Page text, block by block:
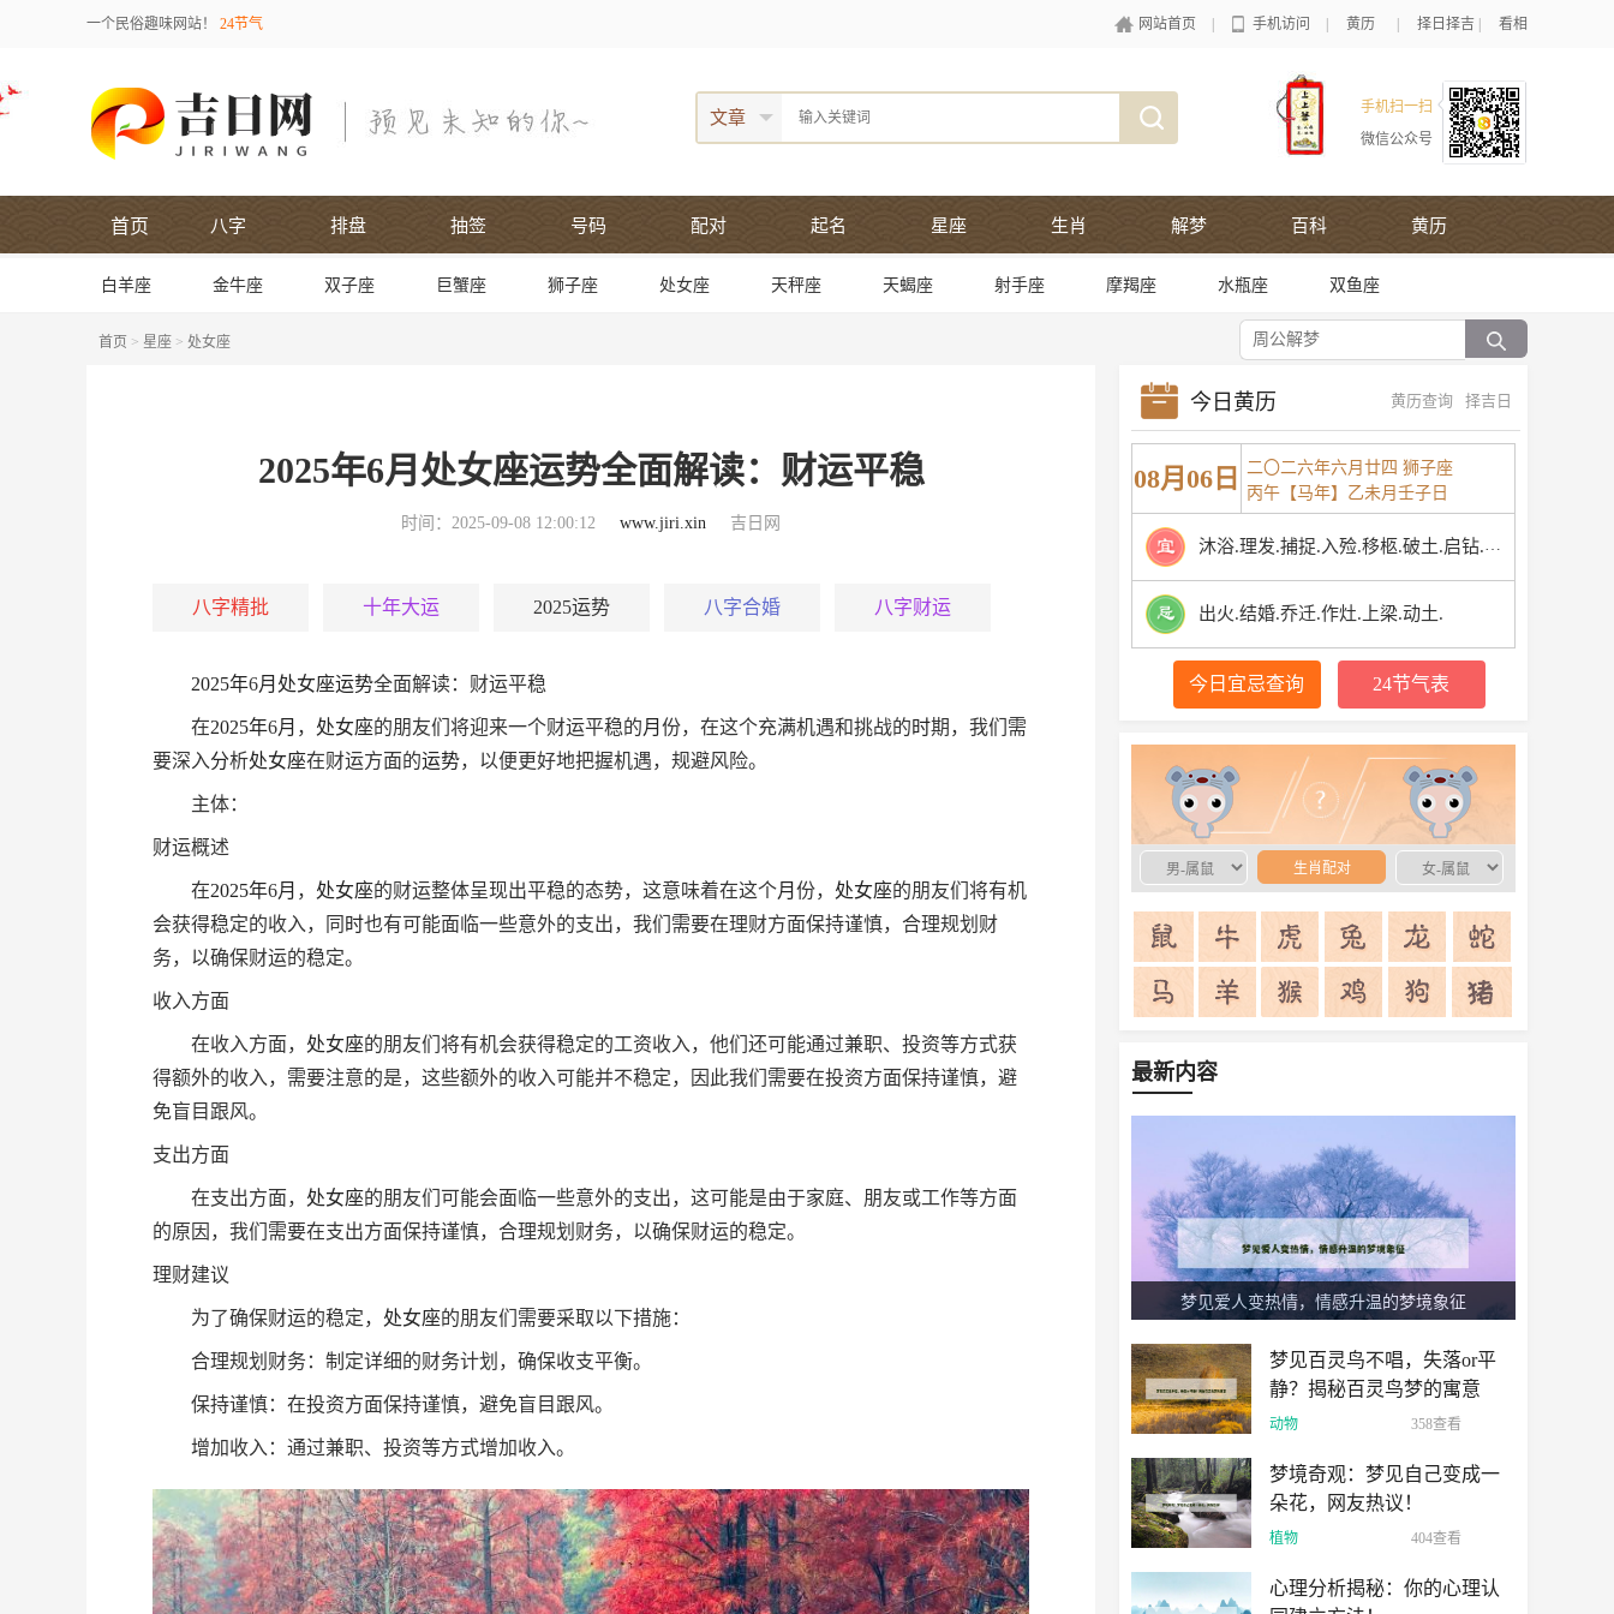
一个民俗趣味网站！ 24节气 网站首页 手机访问 黄历 择日择吉 看相
文章
手机扫一扫
微信公众号
首页 八字 排盘 抽签 号码 配对 起名 星座 生肖 解梦 百科 黄历
白羊座 金牛座 双子座 巨蟹座 狮子座 处女座 天秤座 天蝎座 射手座 摩羯座 水瓶座 双鱼座
首页 > 星座 > 处女座
2025年6月处女座运势全面解读：财运平稳
时间：2025-09-08 12:00:12 www.jiri.xin 吉日网
八字精批 十年大运 2025运势 八字合婚 八字财运
2025年6月 处女座运势全面解读：财运平稳
在2025年6月 ， 处女座的朋友们将迎来一个财运平稳的月 份，在这个充满机遇和挑战的时期，我们需
要深入分析处女座在财运方面的运势，以便更好地把握机遇，规避风险。
主体：
财运概述
在2025年6月 ， 处女座的财运整体呈现出平稳的态势，这意味着在这个月 份， 处女座的朋友们将有机
会获得稳定的收入，同 时也有可能面临一些意外的支出，我们需要在理财方面保持谨慎，合理规划财
务，以确保财运的稳定。
收入方面
在收入方面， 处女座的朋友们将有机会获得稳定的工资收入，他们还可能通过兼职、投资等方式获
得额外的收入，需要注意的是，这些额外的收入可能并不稳定，因此我们需要在投资方面保持谨慎，避
免盲目跟风。
支出方面
在支出方面， 处女座的朋友们可能会面临一些意外的支出，这可能是由于家庭、朋友或工作等方面
的原因，我们需要在支出方面保持谨慎，合理规划财务，以确保财运的稳定。
理财建议
为了确保财运的稳定， 处女座的朋友们需要采取以下措施：
合理规划财务：制定详细的财务计划，确保收支平衡。
保持谨慎：在投资方面保持谨慎，避免盲目跟风。
增加收入：通过兼职、投资等方式增加收入。
今日黄历 黄历查询 择吉日
08月06日
二〇二六年六月廿四 狮子座
丙午【马年】乙未月壬子日
沐浴.理发.捕捉.入殓.移柩.破土.启钻.安葬.
出火.结婚.乔迁.作灶.上梁.动土.
今日宜忌查询 24节气表
生肖配对
最新内容
梦见爱人变热情，情感升温的梦境象征
梦见百灵鸟不唱，失落or平
静？揭秘百灵鸟梦的寓意
动物 358查看
梦境奇观：梦见自己变成一
朵花，网友热议！
植物 404查看
心理分析揭秘：你的心理认